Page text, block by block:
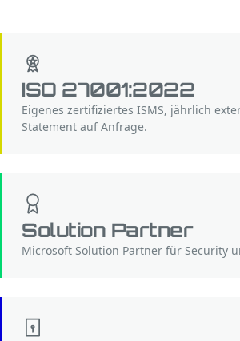
ISO 27001:2022
Eigenes zertifiziertes ISMS, jährlich
Statement auf Anfrage.
Solution Partner
Microsoft Solution Partner für Security